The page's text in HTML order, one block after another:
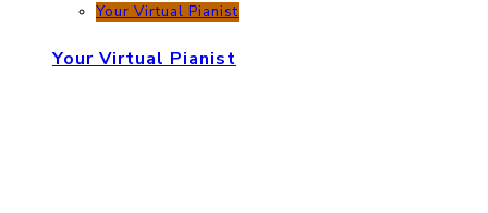
Your Virtual Pianist
Your Virtual Pianist